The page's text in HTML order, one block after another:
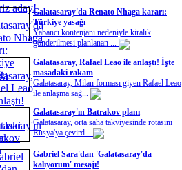
Galatasaray'da Renato Nhaga kararı:
Türkiye yasağı
Yabancı kontenjanı nedeniyle kiralık
gönderilmesi planlanan ...
Galatasaray, Rafael Leao ile anlaştı! İşte
masadaki rakam
Galatasaray, Milan forması giyen Rafael Leao
ile anlaşma sağ...
Galatasaray'ın Batrakov planı
Galatasaray, orta saha takviyesinde rotasını
Rusya'ya çevird...
Gabriel Sara'dan 'Galatasaray'da
kalıyorum' mesajı!